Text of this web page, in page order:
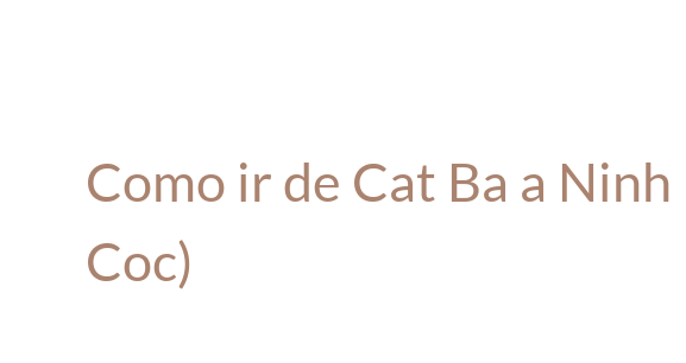
Como ir de Cat Ba a Ninh
Coc)